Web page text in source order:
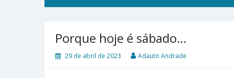
Porque hoje é sábado…
29 de abril de 2023 Adauto Andrade